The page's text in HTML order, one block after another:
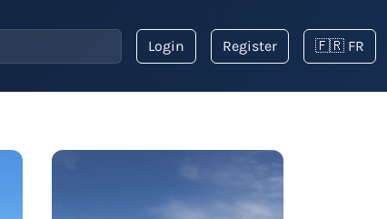
Login Register 🇫🇷 FR